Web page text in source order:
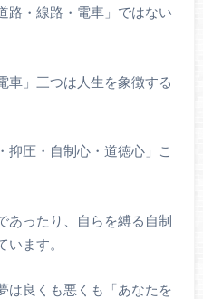
路・線路・電車」ではない
車」三つは人生を象徴する
抑圧・自制心・道徳心」こ
あったり、自らを縛る自制
ます。
は良くも悪くも「あなたを